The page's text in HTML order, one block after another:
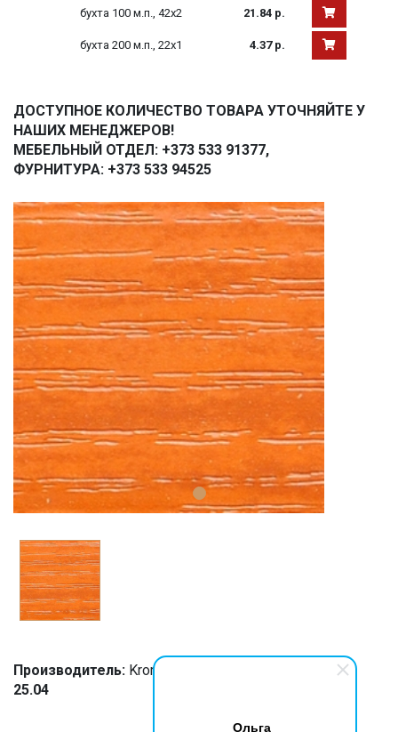
Ольга
Производитель: Kromag
25.04
бухта 100 м.п., 42х2 21.84 р.
бухта 200 м.п., 22х1 4.37 р.
ДОСТУПНОЕ КОЛИЧЕСТВО ТОВАРА УТОЧНЯЙТЕ У
НАШИХ МЕНЕДЖЕРОВ!
МЕБЕЛЬНЫЙ ОТДЕЛ: +373 533 91377,
ФУРНИТУРА: +373 533 94525